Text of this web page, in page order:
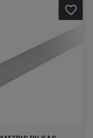
favorite_border